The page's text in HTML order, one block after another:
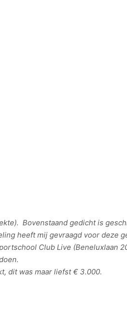
Bovenstaand gedicht is
heeft mij gevraagd voor deze
Club Live (Beneluxlaan
dit was maar liefst € 3.000.